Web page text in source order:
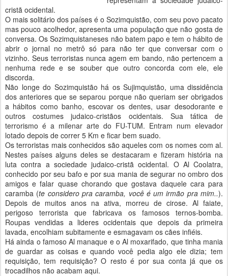
cristã ocidental.
O mais solitário dos países é o Sozimquistão, com seu povo pacato
mas pouco acolhedor, apresenta uma população que não gosta de
conversa. Os Sozimquistaneses não batem papo e tem o hábito de
abrir o jornal no metrô só para não ter que conversar com o
vizinho. Seus terroristas nunca agem em bando, não pertencem a
nenhuma rede e se souber que outro concorda com ele, ele
discorda.
Não longe do Sozimquistão há os Sujimquistão, uma dissidência
dos anteriores que se separou porque não queriam ser obrigados
a hábitos como banho, escovar os dentes, usar desodorante e
outros costumes judaico-cristãos ocidentais. Sua tática de
terrorismo é a milenar arte do FU-TUM. Entram num elevador
lotado depois de correr 5 Km e ficar bem suado.
Os terroristas mais conhecidos são aqueles com os nomes com al.
Nestes países alguns deles se destacaram e fizeram história na
luta contra a sociedade judaico-cristã ocidental. O Al Coolatra,
conhecido por seu bafo e por sua mania de segurar no ombro dos
amigos e falar quase chorando que gostava daquele cara para
caramba (te considero pra caramba, você é um irmão pra mim..).
Depois de muitos anos na ativa, morreu de cirose. Al faiate,
perigoso terrorista que fabricava os famosos ternos-bomba.
Roupas vendidas a lideres ocidentais que depois da primeira
lavada, encolhiam subitamente e esmagavam os cães infiéis.
Há ainda o famoso Al manaque e o Al moxarifado, que tinha mania
de guardar as coisas e quando você pedia algo ele dizia; tem
requisição, tem requisição? O resto é por sua conta já que os
trocadilhos não acabam aqui.